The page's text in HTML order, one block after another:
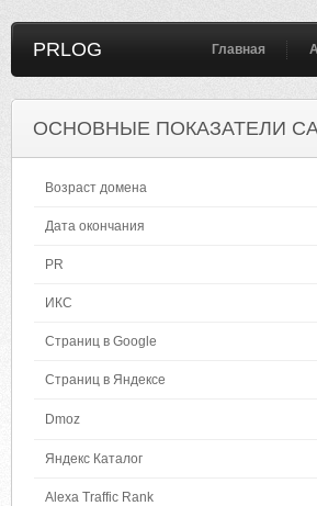
PRLOG Главная
ОСНОВНЫЕ ПОКАЗАТЕЛИ
Возраст домена
Дата окончания
PR
ИКС
Страниц в Google
Страниц в Яндексе
Dmoz
Яндекс Каталог
Alexa Traffic Rank